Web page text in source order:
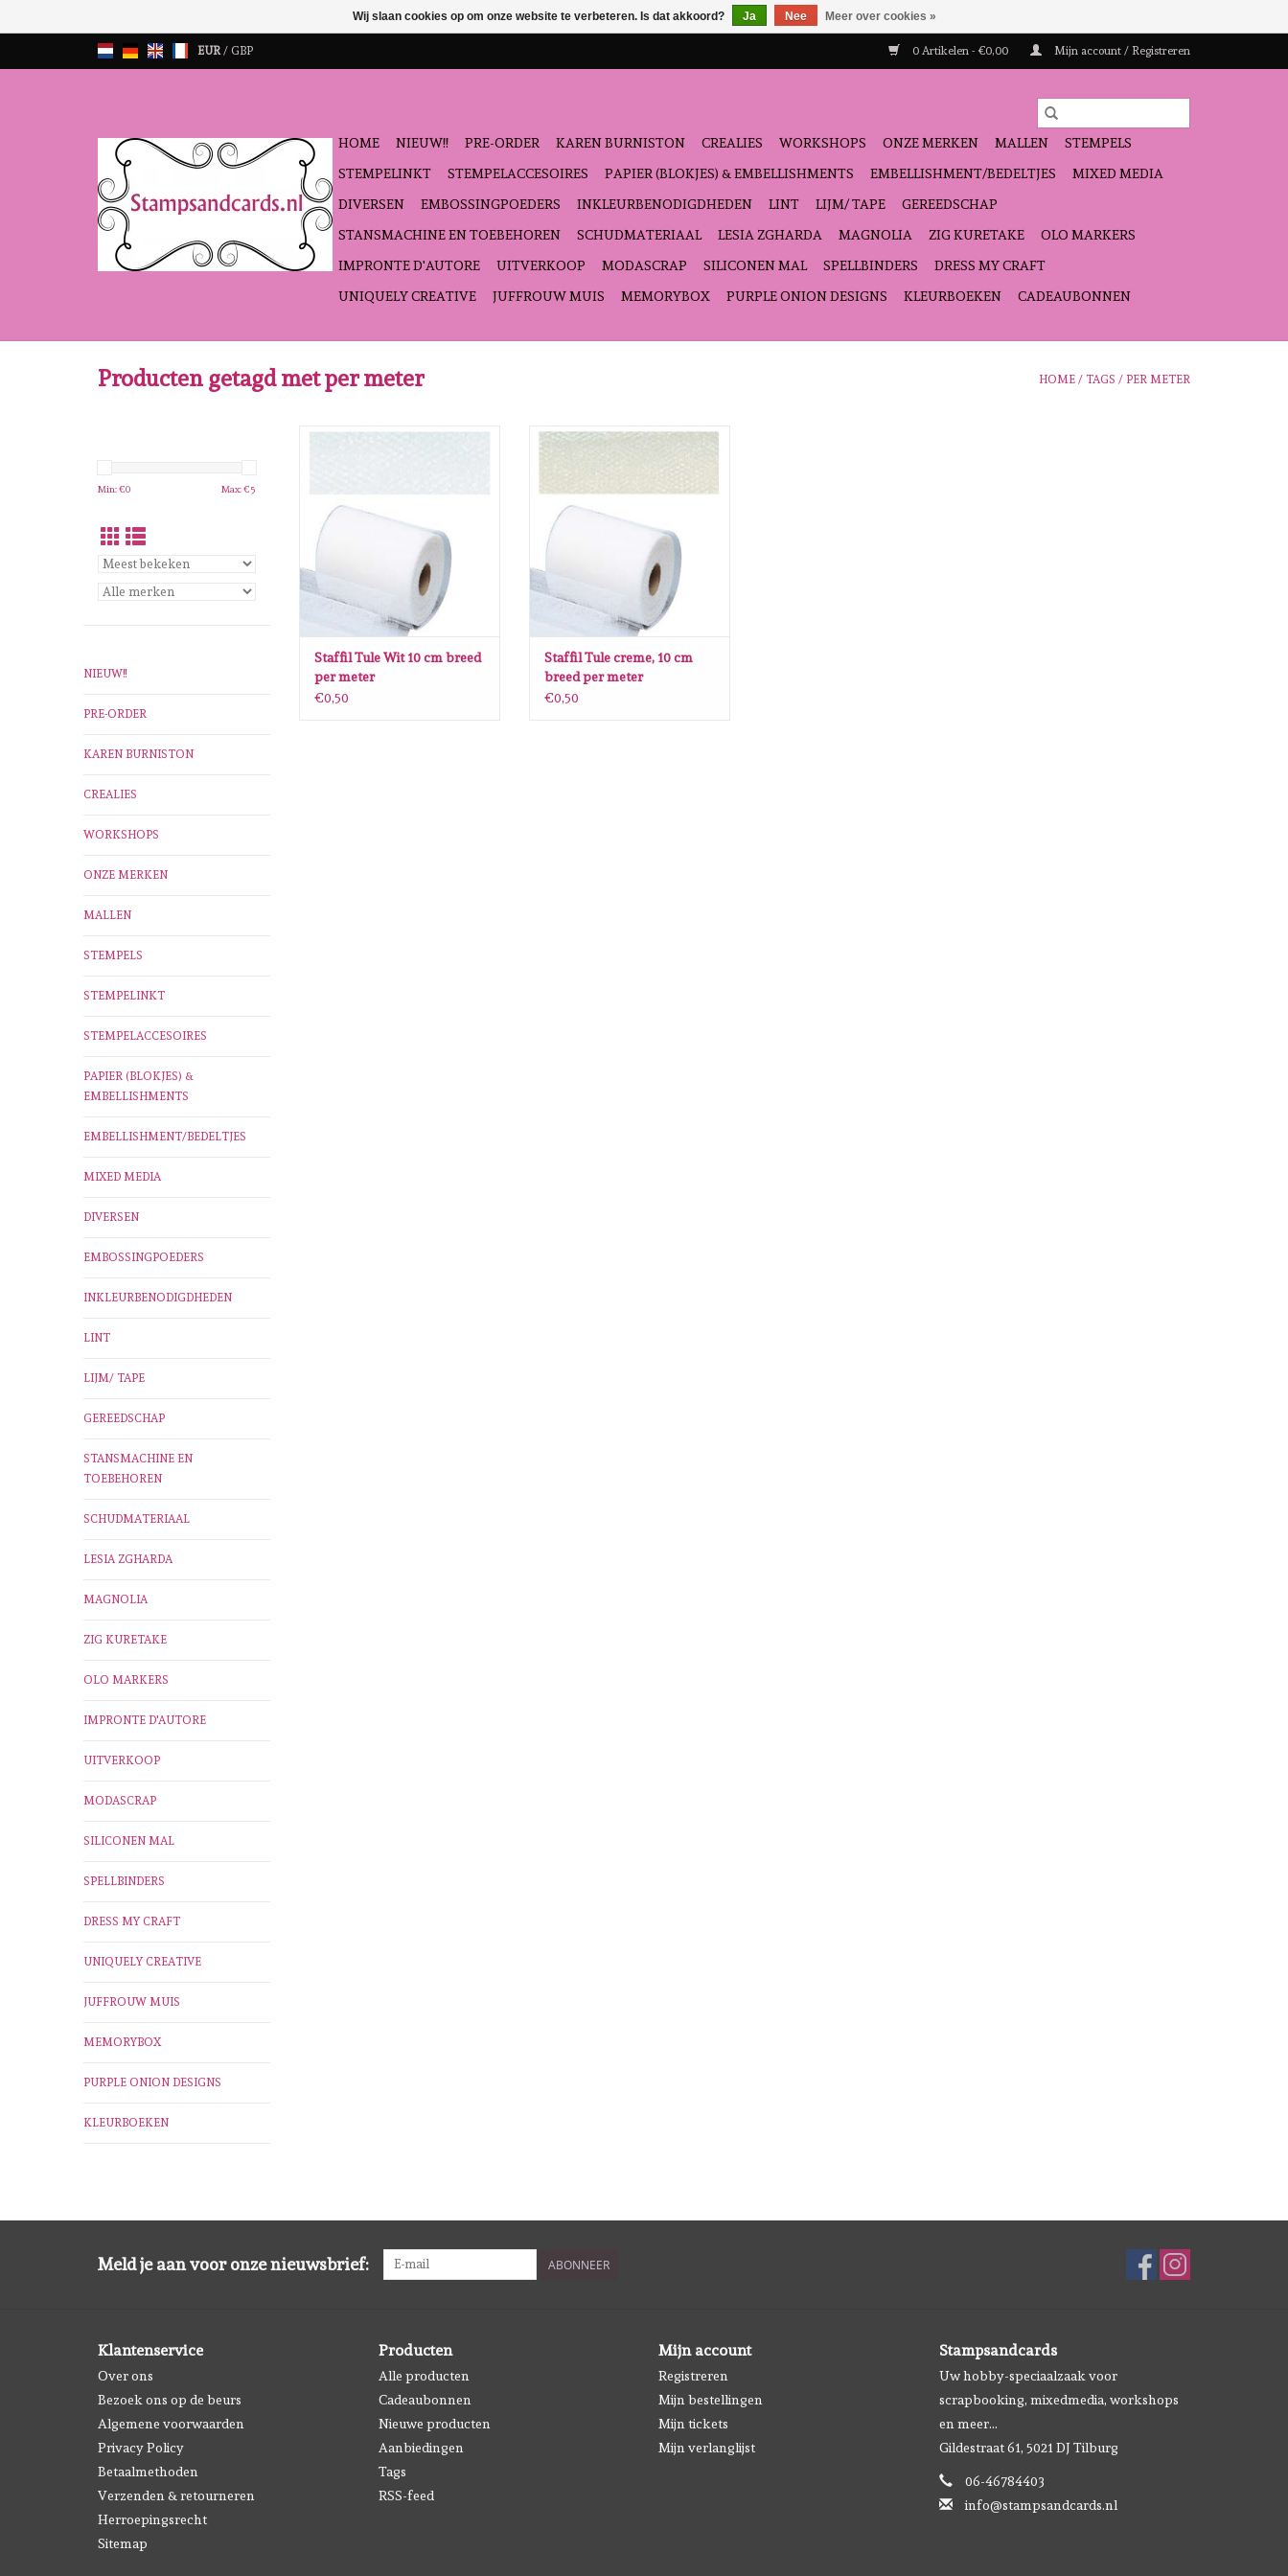
EUR/ GBP 0 Artikelen - €0,00 Mijn account / Registreren
HOME NIEUW!! PRE-ORDER KAREN BURNISTON CREALIES WORKSHOPS ONZE MERKEN MALLEN
STEMPELS
STEMPELINKT
STEMPELACCESOIRES PAPIER (BLOKJES) & EMBELLISHMENTS EMBELLISHMENT/BEDELTJES
MIXED MEDIA
DIVERSEN
EMBOSSINGPOEDERS INKLEURBENODIGDHEDEN LINT LIJM/ TAPE
GEREEDSCHAP
STANSMACHINE EN TOEBEHOREN
SCHUDMATERIAAL LESIA ZGHARDA MAGNOLIA ZIG KURETAKE
OLO MARKERS
IMPRONTE D'AUTORE
UITVERKOOP MODASCRAP SILICONEN MAL SPELLBINDERS
DRESS MY CRAFT
UNIQUELY CREATIVE
JUFFROUW MUIS MEMORYBOX PURPLE ONION DESIGNS KLEURBOEKEN CADEAUBONNEN
Producten getagd met per meter HOME / TAGS / PER METER
Min: €0 Max: €5
NIEUW!!
PRE-ORDER
KAREN BURNISTON
CREALIES
WORKSHOPS
ONZE MERKEN
MALLEN
STEMPELS
STEMPELINKT
STEMPELACCESOIRES
PAPIER (BLOKJES) &
EMBELLISHMENTS
EMBELLISHMENT/BEDELTJES
MIXED MEDIA
DIVERSEN
EMBOSSINGPOEDERS
INKLEURBENODIGDHEDEN
LINT
LIJM/ TAPE
GEREEDSCHAP
STANSMACHINE EN
TOEBEHOREN
SCHUDMATERIAAL
LESIA ZGHARDA
MAGNOLIA
ZIG KURETAKE
OLO MARKERS
IMPRONTE D'AUTORE
UITVERKOOP
MODASCRAP
SILICONEN MAL
SPELLBINDERS
DRESS MY CRAFT
UNIQUELY CREATIVE
JUFFROUW MUIS
MEMORYBOX
PURPLE ONION DESIGNS
KLEURBOEKEN
Staffil Tule Wit 10 cm breed per
Staffil Tule Wit 10 cm breed
per meter
€0,50
Staffil Tule creme, 10 cm breed per
TOEVOEGEN AAN WINKELWAGEN
Staffil Tule creme, 10 cm
breed per meter
€0,50
Meld je aan voor onze nieuwsbrief: ABONNEER
Klantenservice
Over ons
Bezoek ons op de beurs
Algemene voorwaarden
Privacy Policy
Betaalmethoden
Verzenden & retourneren
Herroepingsrecht
Sitemap
Producten
Alle producten
Cadeaubonnen
Nieuwe producten
Aanbiedingen
Tags
RSS-feed
Mijn account
Registreren
Mijn bestellingen
Mijn tickets
Mijn verlanglijst
Stampsandcards
Uw hobby-speciaalzaak voor
scrapbooking, mixedmedia, workshops
en meer...
Gildestraat 61, 5021 DJ Tilburg
06-46784403
info@stampsandcards.nl
Wij slaan cookies op om onze website te verbeteren. Is dat akkoord? Ja Nee Meer over cookies »